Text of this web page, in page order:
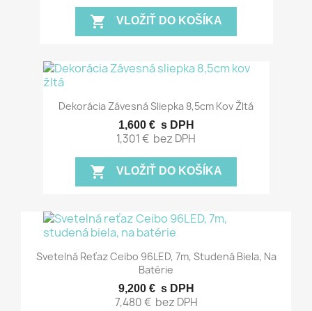
shopping_cart VLOŽIŤ DO KOŠÍKA
Dekorácia Závesná Sliepka 8,5cm Kov Žltá
1,600 € s DPH
1,301 € bez DPH
shopping_cart VLOŽIŤ DO KOŠÍKA
Svetelná Reťaz Ceibo 96LED, 7m, Studená Biela, Na
Batérie
9,200 € s DPH
7,480 € bez DPH